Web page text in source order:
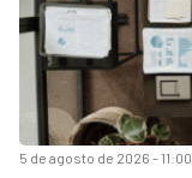
5 de agosto de 2026 - 11:00